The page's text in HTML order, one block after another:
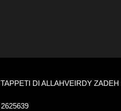
DI ALLAHVEIRDY ZADEH